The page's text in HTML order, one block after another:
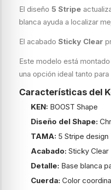
El diseño 5 Stripe
blanca ayuda a localizar
El acabado Sticky Clear
Este modelo está
una opción ideal tanto
Características del
KEN: BOOST Shape
Diseño del Shape:
TAMA: 5 Stripe design
Acabado: Sticky Clear
Detalle: Base blanca
Cuerda: Color